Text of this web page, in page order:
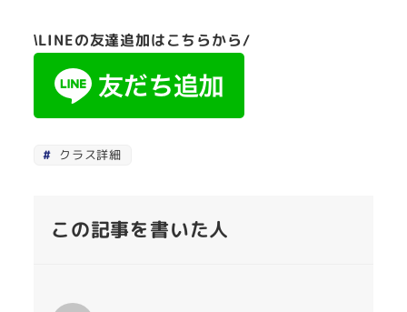
\LINEの友達追加はこちらから/
クラス詳細
この記事を書いた人